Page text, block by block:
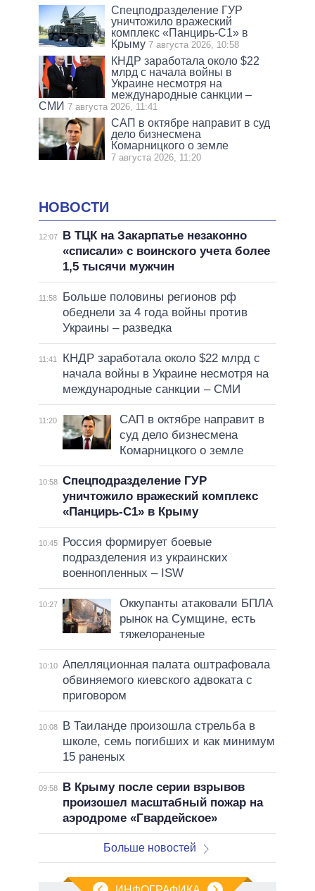
Спецподразделение ГУР
уничтожило вражеский
комплекс «Панцирь-С1» в
Крыму 7 августа 2026, 10:58
КНДР заработала около $22
млрд с начала войны в
Украине несмотря на
международные санкции –
СМИ 7 августа 2026, 11:41
САП в октябре направит в суд
дело бизнесмена
Комарницкого о земле
7 августа 2026, 11:20
НОВОСТИ
12:07
В ТЦК на Закарпатье незаконно
«списали» с воинского учета более
1,5 тысячи мужчин
11:58
Больше половины регионов рф
обеднели за 4 года войны против
Украины – разведка
11:41
КНДР заработала около $22 млрд с
начала войны в Украине несмотря на
международные санкции – СМИ
11:20
САП в октябре направит в
суд дело бизнесмена
Комарницкого о земле
10:58 Спецподразделение ГУР
уничтожило вражеский комплекс
«Панцирь-С1» в Крыму
10:45
Россия формирует боевые
подразделения из украинских
военнопленных – ISW
10:27
Оккупанты атаковали БПЛА
рынок на Сумщине, есть
тяжелораненые
10:10 Апелляционная палата оштрафовала
обвиняемого киевского адвоката с
приговором
10:08
В Таиланде произошла стрельба в
школе, семь погибших и как минимум
15 раненых
09:58
В Крыму после серии взрывов
произошел масштабный пожар на
аэродроме «Гвардейское»
Больше новостей